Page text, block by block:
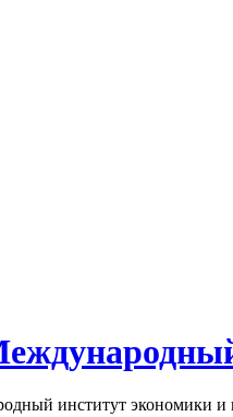
институт экономики и